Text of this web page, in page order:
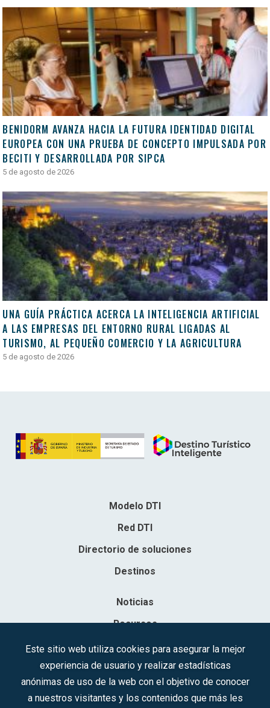
BENIDORM AVANZA HACIA LA FUTURA IDENTIDAD DIGITAL
EUROPEA CON UNA PRUEBA DE CONCEPTO IMPULSADA POR
BECITI Y DESARROLLADA POR SIPCA
5 de agosto de 2026
UNA GUÍA PRÁCTICA ACERCA LA INTELIGENCIA ARTIFICIAL
A LAS EMPRESAS DEL ENTORNO RURAL LIGADAS AL
TURISMO, AL PEQUEÑO COMERCIO Y LA AGRICULTURA
5 de agosto de 2026
Modelo DTI
Red DTI
Directorio de soluciones
Destinos
Noticias
Recursos
Contacto
Sociedad Mercantil Estatal para la Gestión de la Innovación y las
Este sitio web utiliza cookies para asegurar la mejor
experiencia de usuario y realizar estadísticas
anónimas de uso de la web con el objetivo de conocer
a nuestros visitantes y los contenidos que más les